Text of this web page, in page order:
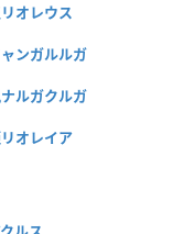
オレウス
ンガルルガ
ルガクルガ
オレイア